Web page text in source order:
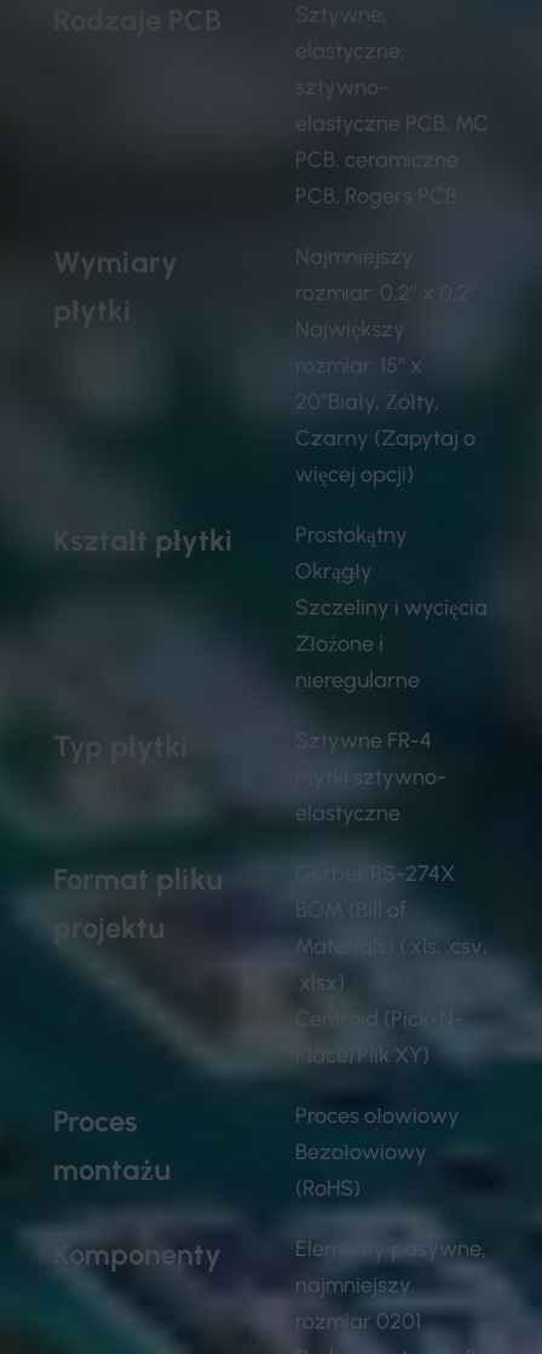
Rodzaje PCB
Sztywne,
elastyczne,
sztywno-
elastyczne PCB, MC
PCB, ceramiczne
PCB, Rogers PCB
Wymiary
płytki
Najmniejszy
rozmiar: 0,2″ x 0,2″
Największy
rozmiar: 15″ x
20″Biały, Żółty,
Czarny (Zapytaj o
więcej opcji)
Kształt płytki
Prostokątny
Okrągły
Szczeliny i wycięcia
Złożone i
nieregularne
Typ płytki
Sztywne FR-4
Płytki sztywno-
elastyczne
Format pliku
projektu
Gerber RS-274X
BOM (Bill of
Materials) (.xls, .csv,
.xlsx)
Centroid (Pick-N-
Place/Plik XY)
Proces
montażu
Proces ołowiowy
Bezołowiowy
(RoHS)
Komponenty
Elementy pasywne,
najmniejszy
rozmiar 0201